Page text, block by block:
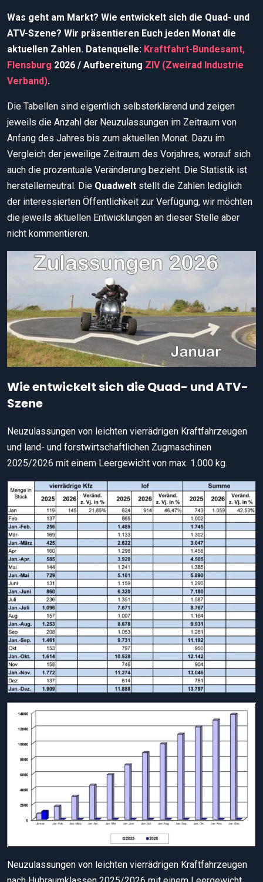
Was geht am Markt? Wie entwickelt sich die Quad- und
ATV-Szene? Wir präsentieren Euch jeden Monat die
aktuellen Zahlen. Datenquelle: Kraftfahrt-Bundesamt,
Flensburg 2026 / Aufbereitung ZIV (Zweirad Industrie
Verband).
Die Tabellen sind eigentlich selbsterklärend und zeigen
jeweils die Anzahl der Neuzulassungen im Zeitraum von
Anfang des Jahres bis zum aktuellen Monat. Dazu im
Vergleich der jeweilige Zeitraum des Vorjahres, worauf sich
auch die prozentuale Veränderung bezieht. Die Statistik ist
herstellerneutral. Die Quadwelt stellt die Zahlen lediglich
der interessierten Öffentlichkeit zur Verfügung, wir möchten
die jeweils aktuellen Entwicklungen an dieser Stelle aber
nicht kommentieren.
Wie entwickelt sich die Quad- und ATV-
Szene
Neuzulassungen von leichten vierrädrigen Kraftfahrzeugen
und land- und forstwirtschaftlichen Zugmaschinen
2025/2026 mit einem Leergewicht von max. 1.000 kg.
Neuzulassungen von leichten vierrädrigen Kraftfahrzeugen